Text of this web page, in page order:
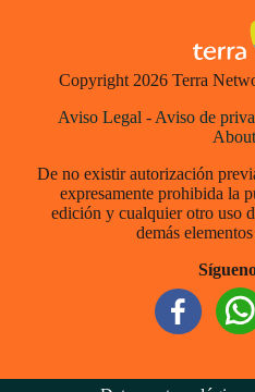
Copyright 2026 Terra
Aviso Legal - Aviso de
De no existir autorización
expresamente prohibida la
edición y cualquier otro uso
demás